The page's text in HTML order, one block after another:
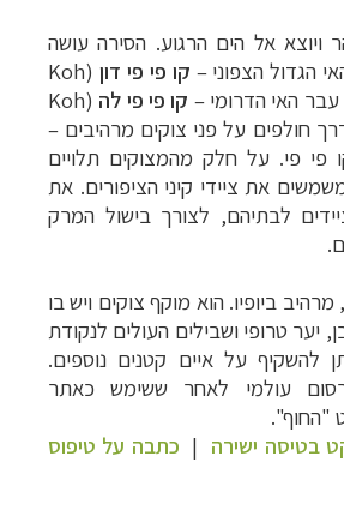
ויוצא אל הים הרגוע. הסירה עושה
הגדול הצפוני – קו פי פי דון (
Koh
האי הדרומי – קו פי פי לה (
Koh
חולפים על פני צוקים מרהיבים –
פי פי. על חלק מהמצוקים תלויים
את ציידי קיני הציפורים. את
לבתיהם, לצורך בישול המרק
ביופיו. הוא מוקף צוקים ויש בו
יער טרופי ושבילים העולים לנקודת
להשקיף על איים קטנים נוספים.
עולמי לאחר ששימש כאתר
"החוף".
בטיסה ישירה | כתבה על טיפוס